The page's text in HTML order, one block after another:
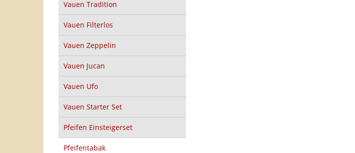
Vauen Tradition
Vauen Filterlos
Vauen Zeppelin
Vauen Jucan
Vauen Ufo
Vauen Starter Set
Pfeifen Einsteigerset
Pfeifentabak